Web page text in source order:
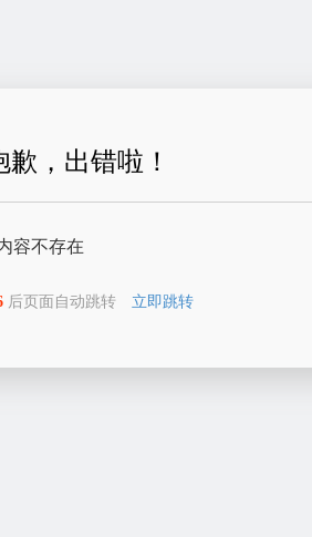
歉，出错啦！
容不存在
后页面自动跳转 立即跳转